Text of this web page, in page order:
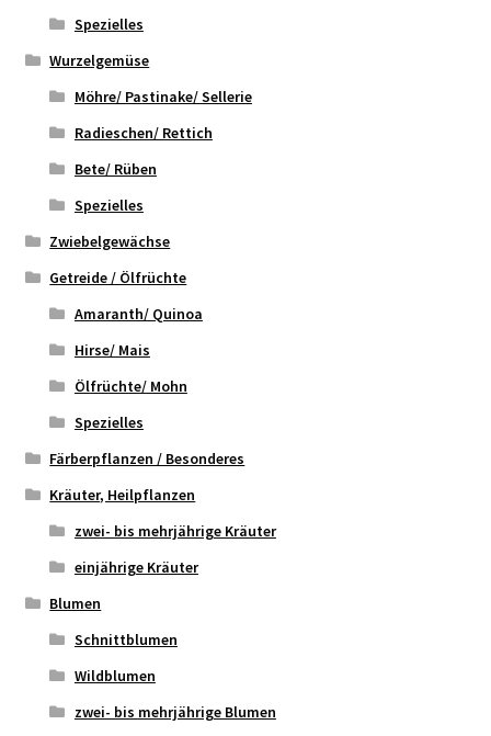
Spezielles
Wurzelgemüse
Möhre/ Pastinake/ Sellerie
Radieschen/ Rettich
Bete/ Rüben
Spezielles
Zwiebelgewächse
Getreide / Ölfrüchte
Amaranth/ Quinoa
Hirse/ Mais
Ölfrüchte/ Mohn
Spezielles
Färberpflanzen / Besonderes
Kräuter, Heilpflanzen
zwei- bis mehrjährige Kräuter
einjährige Kräuter
Blumen
Schnittblumen
Wildblumen
zwei- bis mehrjährige Blumen